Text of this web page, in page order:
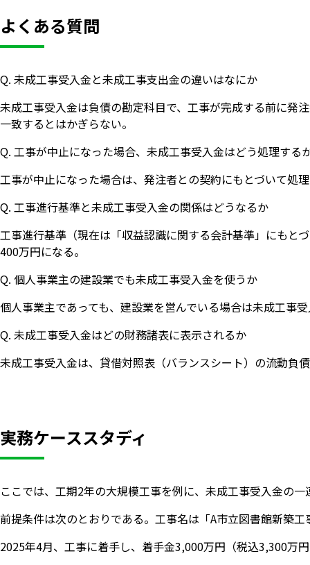
よくある質問
Q. 未成工事受入金と未成工事支出金の違いはなにか
未成工事受入金は負債の勘定科目で、工事が完成する前に発
一致するとはかぎらない。
Q. 工事が中止になった場合、未成工事受入金はどう処理する
工事が中止になった場合は、発注者との契約にもとづいて処
Q. 工事進行基準と未成工事受入金の関係はどうなるか
工事進行基準（現在は「収益認識に関する会計基準」にもと
400万円になる。
Q. 個人事業主の建設業でも未成工事受入金を使うか
個人事業主であっても、建設業を営んでいる場合は未成工事
Q. 未成工事受入金はどの財務諸表に表示されるか
未成工事受入金は、貸借対照表（バランスシート）の流動負
実務ケーススタディ
ここでは、工期2年の大規模工事を例に、未成工事受入金の
前提条件は次のとおりである。工事名は「A市立図書館新築
2025年4月、工事に着手し、着手金3,000万円（税込3,300万